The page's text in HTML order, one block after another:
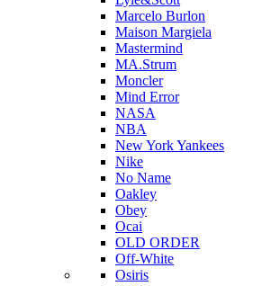
Marcelo Burlon
Maison Margiela
Mastermind
MA.Strum
Moncler
Mind Error
NASA
NBA
New York Yankees
Nike
No Name
Oakley
Obey
Ocai
OLD ORDER
Off-White
Osiris